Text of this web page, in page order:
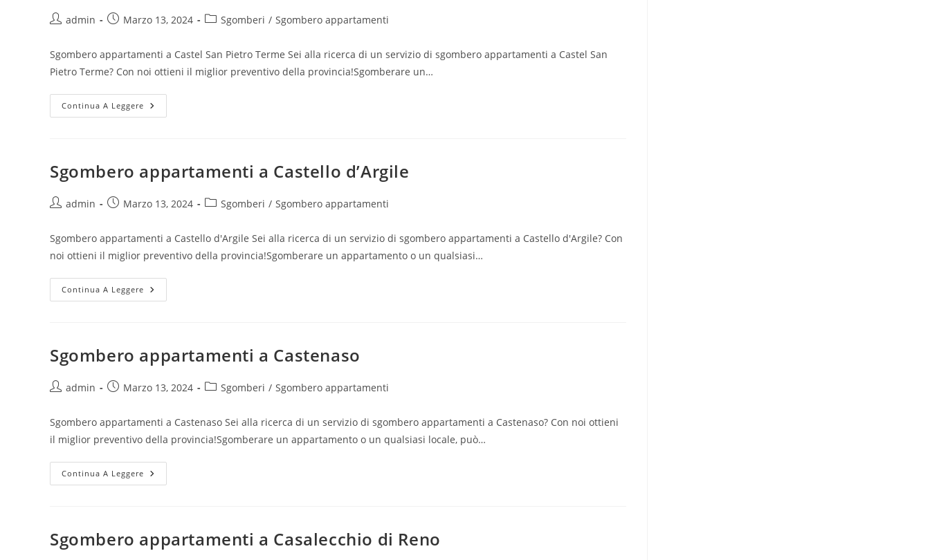
admin Marzo 13, 2024 Sgomberi / Sgombero appartamenti
Sgombero appartamenti a Castel San Pietro Terme Sei alla ricerca di un servizio di sgombero appartamenti a Castel San
Pietro Terme? Con noi ottieni il miglior preventivo della provincia!Sgomberare un…
Continua A Leggere
Sgombero appartamenti a Castello d’Argile
admin Marzo 13, 2024 Sgomberi / Sgombero appartamenti
Sgombero appartamenti a Castello d'Argile Sei alla ricerca di un servizio di sgombero appartamenti a Castello d'Argile? Con
noi ottieni il miglior preventivo della provincia!Sgomberare un appartamento o un qualsiasi…
Continua A Leggere
Sgombero appartamenti a Castenaso
admin Marzo 13, 2024 Sgomberi / Sgombero appartamenti
Sgombero appartamenti a Castenaso Sei alla ricerca di un servizio di sgombero appartamenti a Castenaso? Con noi ottieni
il miglior preventivo della provincia!Sgomberare un appartamento o un qualsiasi locale, può…
Continua A Leggere
Sgombero appartamenti a Casalecchio di Reno